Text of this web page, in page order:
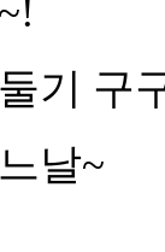
기 구
날~